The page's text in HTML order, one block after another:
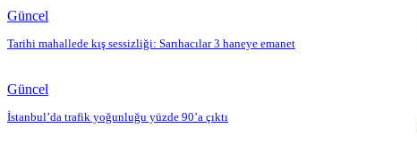
Güncel
Tarihi mahallede kış sessizliği: Sarıhacılar 3 haneye emanet
Güncel
İstanbul’da trafik yoğunluğu yüzde 90’a çıktı